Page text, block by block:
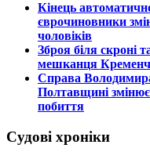
​Кінець
єврочиновники
чоловіків
​Зброя біля скроні
мешканця
​Справа
Полтавщині змінює
побиття
Судові хроніки